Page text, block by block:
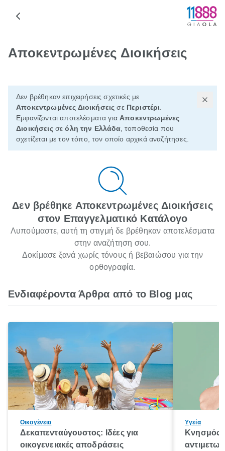
Αποκεντρωμένες Διοικήσεις
Δεν βρέθηκαν επιχειρήσεις σχετικές με
Αποκεντρωμένες Διοικήσεις σε Περιστέρι
Εμφανίζονται αποτελέσματα για Αποκεντρωμένες
Διοικήσειςσεόλη την Ελλάδα, τοποθεσία που
σχετίζεται με τον τόπο, τον οποίο αρχικά αναζήτησες.
Δεν βρέθηκε Αποκεντρωμένες Διοικήσεις
στον Επαγγελματικό Κατάλογο
Λυπούμαστε, αυτή τη στιγμή δε βρέθηκαν αποτελέσματα
στην αναζήτηση σου.
Δοκίμασε ξανά χωρίς τόνους ή βεβαιώσου για την
ορθογραφία.
Ενδιαφέροντα Άρθρα από το Blog μας
Οικογένεια
Δεκαπενταύγουστος: Ιδέες για
οικογενειακές αποδράσεις
Υγεία
Κνησμός: